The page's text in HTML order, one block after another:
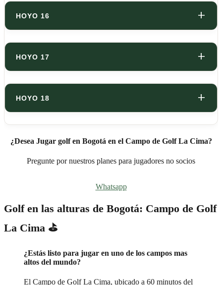
HOYO 16
HOYO 17
HOYO 18
¿Desea Jugar golf en Bogotá en el Campo de Golf La Cima?
Pregunte por nuestros planes para jugadores no socios
Whatsapp
Golf en las alturas de Bogotá: Campo de Golf
La Cima ⛳
¿Estás listo para jugar en uno de los campos mas
altos del mundo?
El Campo de Golf La Cima, ubicado a 60 minutos del